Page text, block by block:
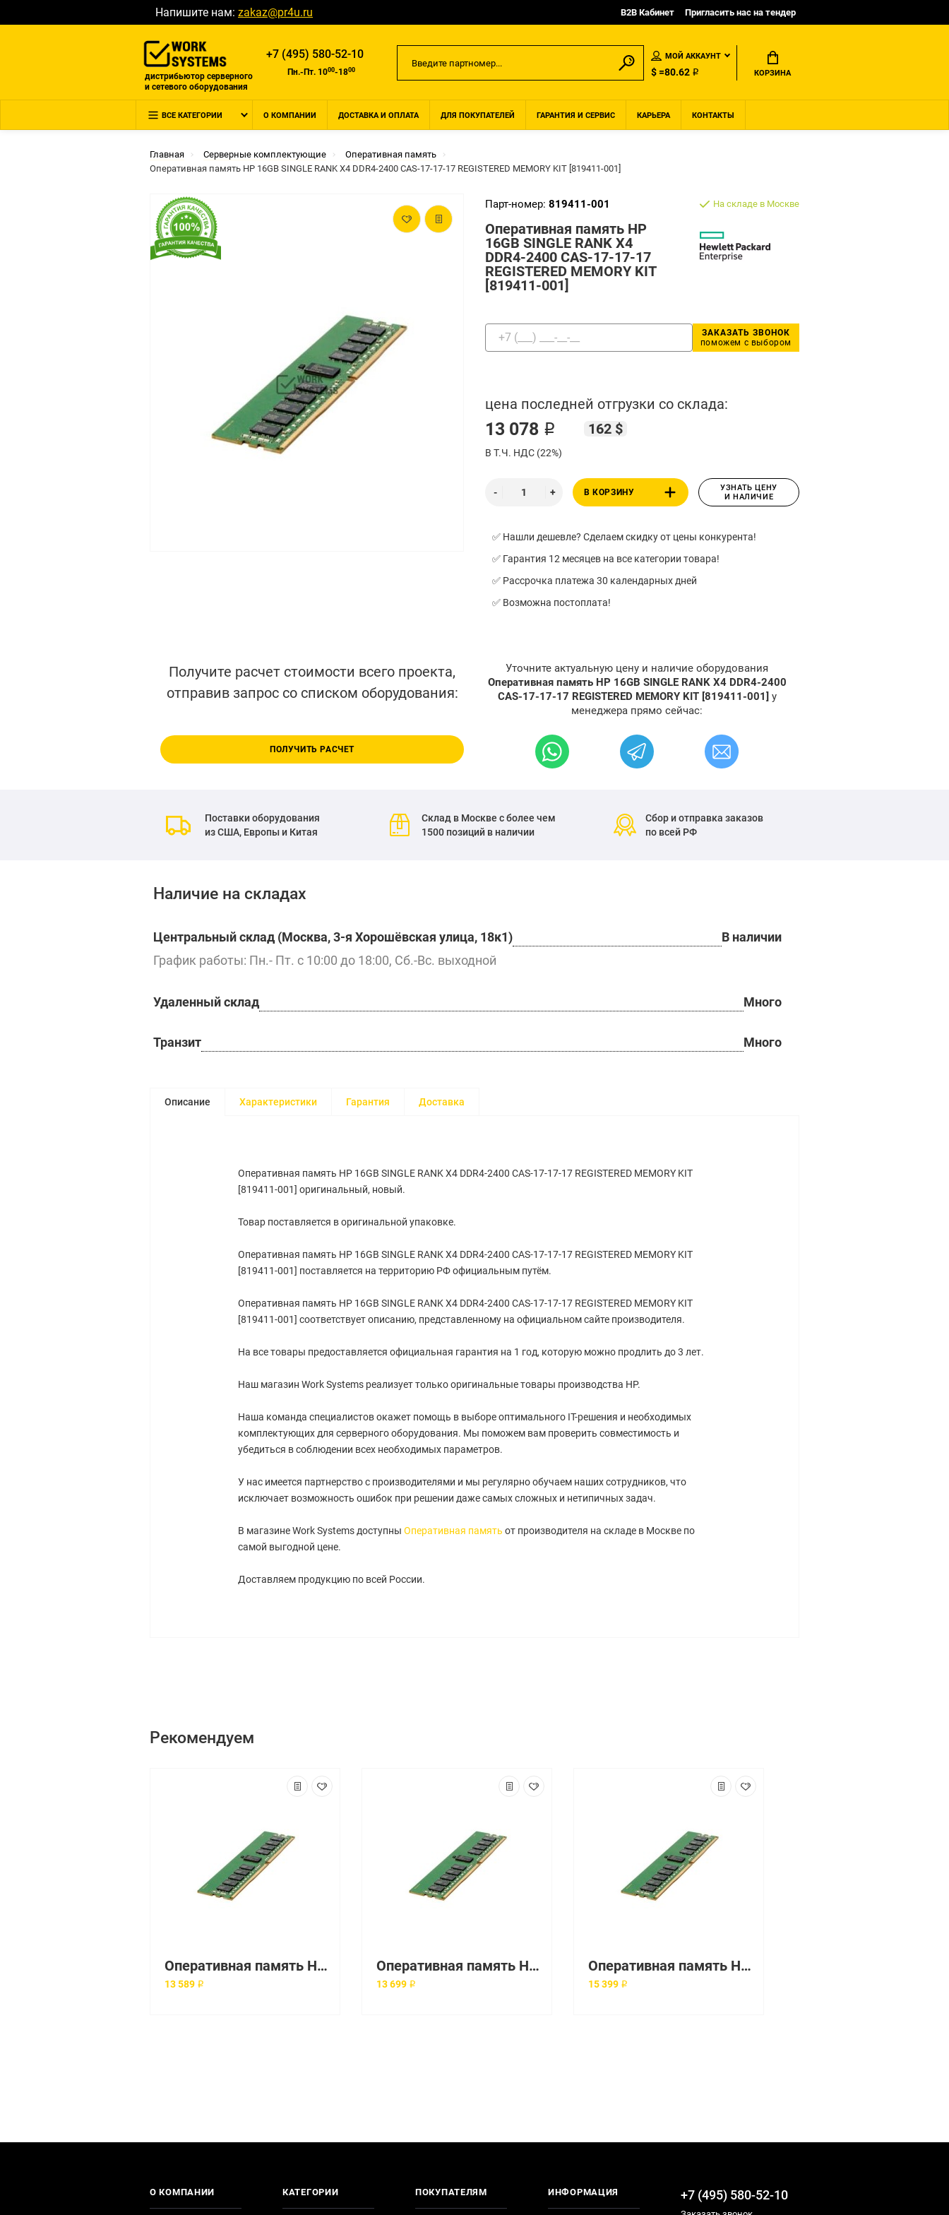
Напишите нам: zakaz@pr4u.ru B2B Кабинет Пригласить нас на тендер
дистрибьютор серверного
и сетевого оборудования
+7 (495) 580-52-10
Пн.-Пт. 1000-1800
МОЙ АККАУНТ
$ =80.62 ₽ КОРЗИНА
ВСЕ КАТЕГОРИИ О КОМПАНИИ ДОСТАВКА И ОПЛАТА ДЛЯ ПОКУПАТЕЛЕЙ ГАРАНТИЯ И СЕРВИС КАРЬЕРА КОНТАКТЫ
Главная Серверные комплектующие
Оперативная память
Оперативная память HP 16GB SINGLE RANK X4 DDR4-2400 CAS-17-17-17 REGISTERED MEMORY KIT [819411-001]
Парт-номер: 819411-001
Оперативная память HP
16GB SINGLE RANK X4
DDR4-2400 CAS-17-17-17
REGISTERED MEMORY KIT
[819411-001]
На складе в Москве
ЗАКАЗАТЬ ЗВОНОК
поможем с выбором
цена последней отгрузки со склада:
13 078 ₽ 162 $
В Т.Ч. НДС (22%)
В КОРЗИНУ
УЗНАТЬ ЦЕНУ
И НАЛИЧИЕ
✅ Нашли дешевле? Сделаем скидку от цены конкурента!
✅ Гарантия 12 месяцев на все категории товара!
✅ Рассрочка платежа 30 календарных дней
✅ Возможна постоплата!
Получите расчет стоимости всего проекта,
отправив запрос со списком оборудования:
ПОЛУЧИТЬ РАСЧЕТ
Уточните актуальную цену и наличие оборудования
Оперативная память HP 16GB SINGLE RANK X4 DDR4-2400
CAS-17-17-17 REGISTERED MEMORY KIT [819411-001] у
менеджера прямо сейчас:
Поставки оборудования
из США, Европы и Китая
Склад в Москве с более чем
1500 позиций в наличии
Сбор и отправка заказов
по всей РФ
Наличие на складах
Центральный склад (Москва, 3-я Хорошёвская улица, 18к1)
В наличии
График работы: Пн.- Пт. с 10:00 до 18:00, Сб.-Вс. выходной
Удаленный склад Много
Транзит Много
Описание Характеристики Гарантия Доставка
Оперативная память HP 16GB SINGLE RANK X4 DDR4-2400 CAS-17-17-17 REGISTERED MEMORY KIT
[819411-001] оригинальный, новый.
Товар поставляется в оригинальной упаковке.
Оперативная память HP 16GB SINGLE RANK X4 DDR4-2400 CAS-17-17-17 REGISTERED MEMORY KIT
[819411-001] поставляется на территорию РФ официальным путём.
Оперативная память HP 16GB SINGLE RANK X4 DDR4-2400 CAS-17-17-17 REGISTERED MEMORY KIT
[819411-001] соответствует описанию, представленному на официальном сайте производителя.
На все товары предоставляется официальная гарантия на 1 год, которую можно продлить до 3 лет.
Наш магазин Work Systems реализует только оригинальные товары производства HP.
Наша команда специалистов окажет помощь в выборе оптимального IT-решения и необходимых
комплектующих для серверного оборудования. Мы поможем вам проверить совместимость и
убедиться в соблюдении всех необходимых параметров.
У нас имеется партнерство с производителями и мы регулярно обучаем наших сотрудников, что
исключает возможность ошибок при решении даже самых сложных и нетипичных задач.
В магазине Work Systems доступны Оперативная память от производителя на складе в Москве по
самой выгодной цене.
Доставляем продукцию по всей России.
Рекомендуем
Оперативная память HP 16GB 2Rx4 PC4-2400T-R DDR4 Registered Kit [836220-B21]
13 589 ₽
Оперативная память HP 8GB Single Rank x8 DDR4-2400 CAS-17-17-17 Regist [819410-001]
13 699 ₽
Оперативная память HPE 16GB (1 x 16GB) Dual Rank x4 DDR4-2400 [809081-081]
15 399 ₽
О КОМПАНИИ КАТЕГОРИИ ПОКУПАТЕЛЯМ ИНФОРМАЦИЯ +7 (495) 580-52-10